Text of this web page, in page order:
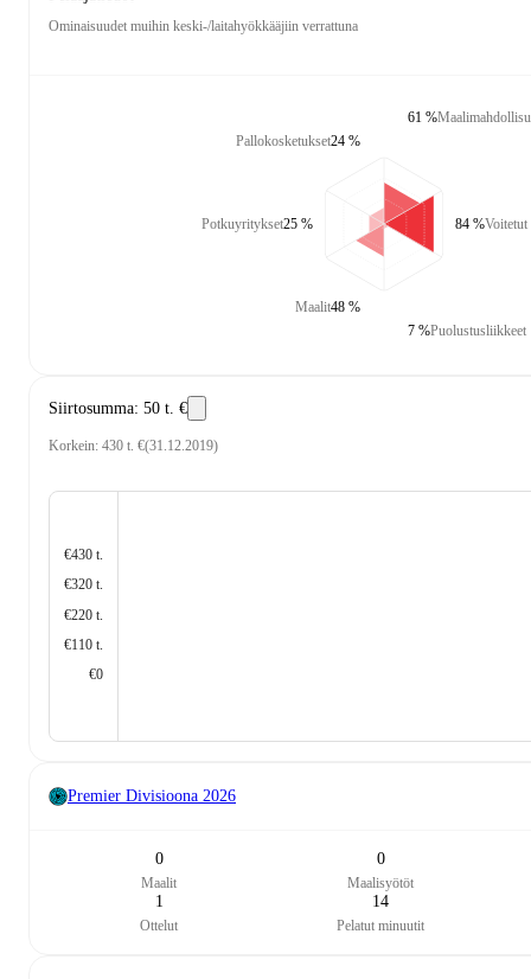
Ominaisuudet muihin keski-/laitahyökkääjiin verrattuna
Pallokosketukset24 %
Potkuyritykset25 %
Maalit48 %
61 %
Voitetut
84 %
Puolustusliikkeet
7 %
Siirtosumma: 50 t. €
Korkein: 430 t. €(31.12.2019)
€430 t.
€320 t.
€220 t.
€110 t.
€0
Premier Divisioona 2026
0
Maalit
0
Maalisyötöt
1
Ottelut
14
Pelatut minuutit